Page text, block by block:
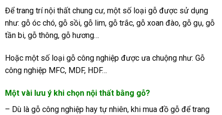
Để trang trí nội thất chung cư, một số loại gỗ được sử dụng
như: gỗ óc chó, gỗ sồi, gỗ lim, gỗ trắc, gỗ xoan đào, gỗ gụ, gỗ
tần bi, gỗ thông, gỗ hương…
Hoặc một số loại gỗ công nghiệp được ưa chuộng như: Gỗ
công nghiệp MFC, MDF, HDF…
Một vài lưu ý khi chọn nội thất bằng gỗ?
– Dù là gỗ công nghiệp hay tự nhiên, khi mua đồ gỗ để trang